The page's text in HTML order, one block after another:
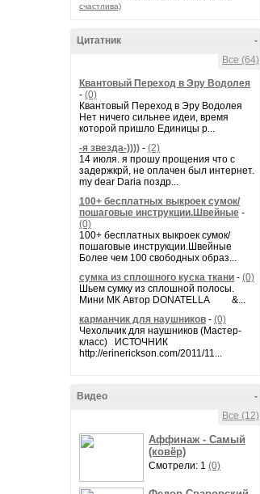
счастлива)
-
Цитатник
Все (64)
Квантовый Переход в Эру Водолея
- (0)
Квантовый Переход в Эру Водолея
Нет ничего сильнее идеи, время
которой пришло Единицы р...
-я звезда-)))) - (2)
14 июля. я прошу прощения что с
задержкрй, не оплачен был интернет.
my dear Daria поздр...
100+ бесплатных выкроек сумок/
пошаговые инструкции.Швейные -
(0)
100+ бесплатных выкроек сумок/
пошаговые инструкции.Швейные
Более чем 100 свободных образ...
сумка из сплошного куска ткани - (0)
Шьем сумку из сплошной полосы.
Мини МК Автор DONATELLA &...
карманчик для наушников - (0)
Чехольчик для наушников (Мастер-
класс) ИСТОЧНИК
http://erinerickson.com/2011/11...
-
Видео
Все (12)
Аффинаж - Самый
(ковёр)
Смотрели: 1 (0)